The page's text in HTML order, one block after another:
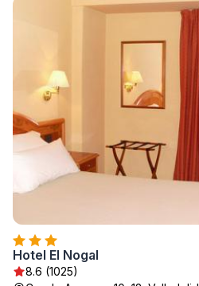
Hotel El Nogal
8.6 (1025)